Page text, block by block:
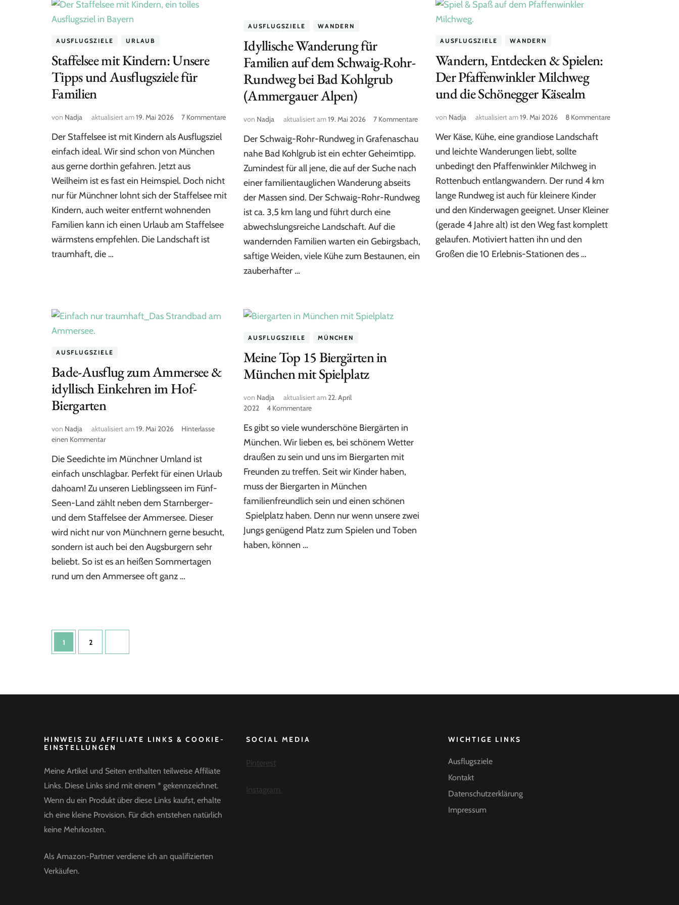
AUSFLUGSZIELE URLAUB
Staffelsee mit Kindern: Unsere
Tipps und Ausflugsziele für
Familien
von Nadja aktualisiert am19. Mai 2026 7 Kommentarezu
Unsere
Ausflugsziele
für
Familien
Der Staffelsee ist mit Kindern als Ausflugsziel
einfach ideal. Wir sind schon von München
aus gerne dorthin gefahren. Jetzt aus
Weilheim ist es fast ein Heimspiel. Doch nicht
nur für Münchner lohnt sich der Staffelsee mit
Kindern, auch weiter entfernt wohnenden
Familien kann ich einen Urlaub am Staffelsee
wärmstens empfehlen. Die Landschaft ist
traumhaft, die …
AUSFLUGSZIELE WANDERN
Idyllische Wanderung für
Familien auf dem Schwaig-Rohr-
Rundweg bei Bad Kohlgrub
(Ammergauer Alpen)
von Nadja aktualisiert am19. Mai 2026 7 Kommentarezu
Wanderung
Schwaig-
Rohr-
Rundweg
Kohlgrub
(Ammergauer
Der Schwaig-Rohr-Rundweg in Grafenaschau
nahe Bad Kohlgrub ist ein echter Geheimtipp.
Zumindest für all jene, die auf der Suche nach
einer familientauglichen Wanderung abseits
der Massen sind. Der Schwaig-Rohr-Rundweg
ist ca. 3,5 km lang und führt durch eine
abwechslungsreiche Landschaft. Auf die
wandernden Familien warten ein Gebirgsbach,
saftige Weiden, viele Kühe zum Bestaunen, ein
zauberhafter …
AUSFLUGSZIELE WANDERN
Wandern, Entdecken & Spielen:
Der Pfaffenwinkler Milchweg
und die Schönegger Käsealm
von Nadja aktualisiert am19. Mai 2026 8 Kommentarezu
Wer Käse, Kühe, eine grandiose Landschaft
und leichte Wanderungen liebt, sollte
unbedingt den Pfaffenwinkler Milchweg in
Rottenbuch entlangwandern. Der rund 4 km
lange Rundweg ist auch für kleinere Kinder
und den Kinderwagen geeignet. Unser Kleiner
(gerade 4 Jahre alt) ist den Weg fast komplett
gelaufen. Motiviert hatten ihn und den
Großen die 10 Erlebnis-Stationen des …
AUSFLUGSZIELE
Bade-Ausflug zum Ammersee &
idyllisch Einkehren im Hof-
Biergarten
von Nadja aktualisiert am19. Mai 2026
Hinterlasse
einen Kommentarzu
Ausflug
zum
Ammersee
&
idyllisch
Einkehren
im
Hof-
Biergarten
Die Seedichte im Münchner Umland ist
einfach unschlagbar. Perfekt für einen Urlaub
dahoam! Zu unseren Lieblingsseen im Fünf-
Seen-Land zählt neben dem Starnberger-
und dem Staffelsee der Ammersee. Dieser
wird nicht nur von Münchnern gerne besucht,
sondern ist auch bei den Augsburgern sehr
beliebt. So ist es an heißen Sommertagen
rund um den Ammersee oft ganz …
AUSFLUGSZIELE MÜNCHEN
Meine Top 15 Biergärten in
München mit Spielplatz
von Nadja aktualisiert am 22. April
2022
4 Kommentarezu
Top
15
in
München
Spielplatz
Es gibt so viele wunderschöne Biergärten in
München. Wir lieben es, bei schönem Wetter
draußen zu sein und uns im Biergarten mit
Freunden zu treffen. Seit wir Kinder haben,
muss der Biergarten in München
familienfreundlich sein und einen schönen
Spielplatz haben. Denn nur wenn unsere zwei
Jungs genügend Platz zum Spielen und Toben
haben, können …
Seitennummerierung
der
Seite
1 Seite
2
HINWEIS ZU AFFILIATE LINKS & COOKIE-
EINSTELLUNGEN
Meine Artikel und Seiten enthalten teilweise Affiliate
Links. Diese Links sind mit einem * gekennzeichnet.
Wenn du ein Produkt über diese Links kaufst, erhalte
ich eine kleine Provision. Für dich entstehen natürlich
keine Mehrkosten.
Als Amazon-Partner verdiene ich an qualifizierten
Verkäufen.
SOCIAL MEDIA
Pinterest
Instagram
WICHTIGE LINKS
Ausflugsziele
Kontakt
Datenschutzerklärung
Impressum